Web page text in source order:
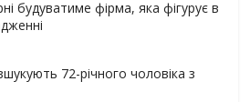
будуватиме фірма, яка фігурує в
72-річного чоловіка з